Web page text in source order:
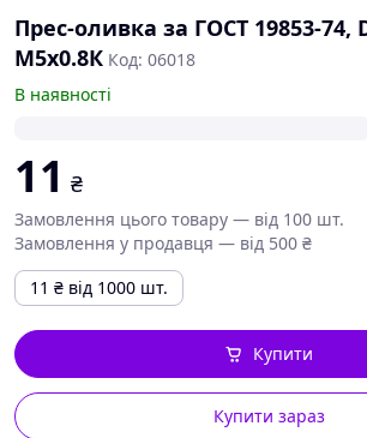
Прес-оливка за ГОСТ 19853-74,
М5х0.8К Код: 06018
В наявності
11 ₴
Замовлення цього товару — від 100 шт.
Замовлення у продавця — від 500 ₴
11 ₴ від 1000 шт.
Купити зараз
Купити